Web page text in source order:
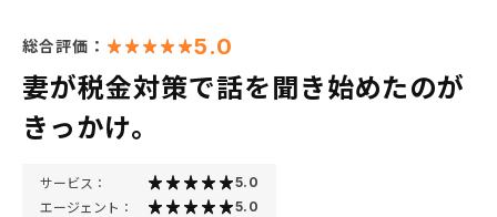
総合評価： 5.0
妻が税金対策で話を聞き始めたのが
きっかけ。
サービス： 5.0
エージェント： 5.0